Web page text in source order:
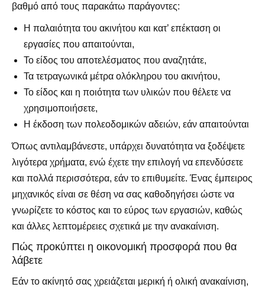
βαθμό από τους παρακάτω παράγοντες:
Η παλαιότητα του ακινήτου και κατ’ επέκταση οι
εργασίες που απαιτούνται,
Το είδος του αποτελέσματος που αναζητάτε,
Τα τετραγωνικά μέτρα ολόκληρου του ακινήτου,
Το είδος και η ποιότητα των υλικών που θέλετε να
χρησιμοποιήσετε,
Η έκδοση των πολεοδομικών αδειών, εάν απαιτούνται
Όπως αντιλαμβάνεστε, υπάρχει δυνατότητα να ξοδέψετε
λιγότερα χρήματα, ενώ έχετε την επιλογή να επενδύσετε
και πολλά περισσότερα, εάν το επιθυμείτε. Ένας έμπειρος
μηχανικός είναι σε θέση να σας καθοδηγήσει ώστε να
γνωρίζετε το κόστος και το εύρος των εργασιών, καθώς
και άλλες λεπτομέρειες σχετικά με την ανακαίνιση.
Πώς προκύπτει η οικονομική προσφορά που θα
λάβετε
Εάν το ακίνητό σας χρειάζεται μερική ή ολική ανακαίνιση,